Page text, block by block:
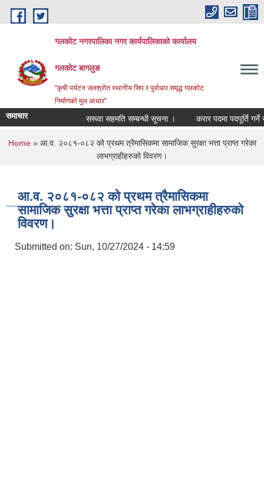
Skip to main content
गलकोट नगरपालिका नगर कार्यपालिकाको कार्यालय
गलकोट बागलुङ
"कृषी पर्यटन जलश्रोत स्थानीय सिप र पुर्वाधार समृद्ध गलकोट
निर्माणको मुल आधार"
समाचार सरूवा सहमति सम्बन्धी सूचना । करार पदमा पदपूर्ति गर्ने
You are here
Home» आ.व. २०८१-०८२ को प्रथम त्रैमासिकमा सामाजिक सुरक्षा भत्ता प्राप्त गरेका
लाभग्राहीहरुको विवरण।
आ.व. २०८१-०८२ को प्रथम त्रैमासिकमा
सामाजिक सुरक्षा भत्ता प्राप्त गरेका लाभग्राहीहरुको
विवरण।
Submitted on: Sun, 10/27/2024 - 14:59